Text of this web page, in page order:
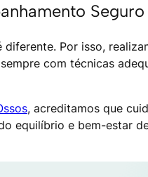
diferente. Por isso,
com técnicas
, acreditamos que
equilíbrio e bem-estar